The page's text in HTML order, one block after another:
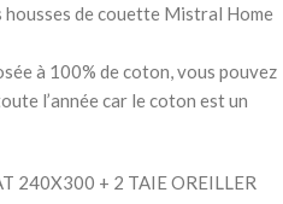
de couette Mistral Home
à 100% de coton, vous pouvez
l’année car le coton est un
240X300 + 2 TAIE OREILLER